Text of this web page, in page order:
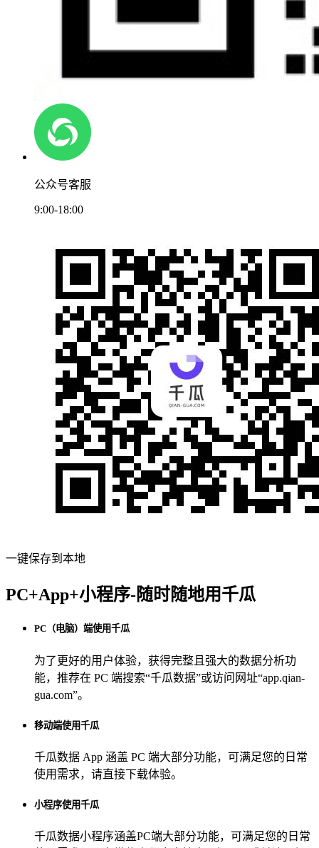
公众号客服
9:00-18:00
一键保存到本地
PC+App+小程序-随时随地用千瓜
PC（电脑）端使用千瓜
为了更好的用户体验，获得完整且强大的数据分析功
能，推荐在 PC 端搜索“千瓜数据”或访问网址“app.qian-
gua.com”。
移动端使用千瓜
千瓜数据 App 涵盖 PC 端大部分功能，可满足您的日常
使用需求，请直接下载体验。
小程序使用千瓜
千瓜数据小程序涵盖PC端大部分功能，可满足您的日常